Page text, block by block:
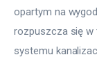
opartym na
rozpuszcza się w
systemu